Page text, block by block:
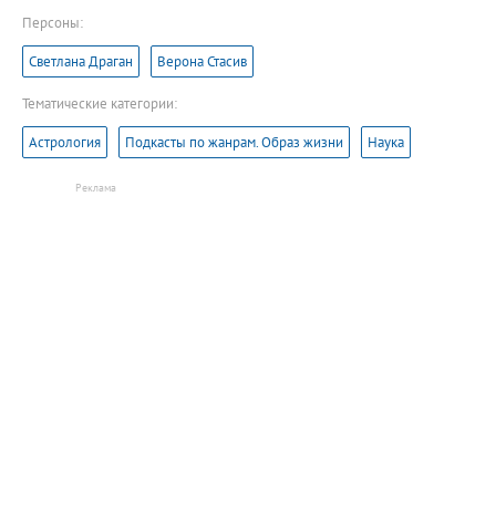
Персоны:
Светлана Драган Верона Стасив
Тематические категории:
Астрология Подкасты по жанрам. Образ жизни Наука